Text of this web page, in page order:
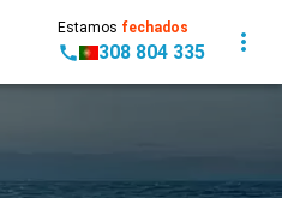
Estamos fechados
308 804 335